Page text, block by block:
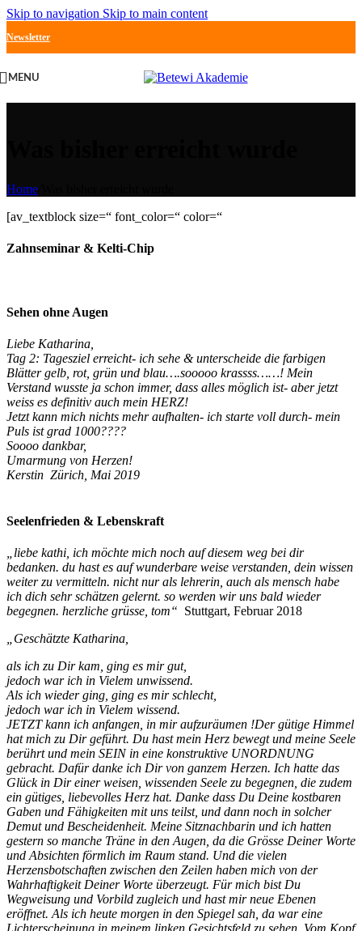
Skip to navigation Skip to main content
Newsletter
MENU
Home
[av_textblock size=“ font_color=“ color=“
Zahnseminar & Kelti-Chip
Sehen ohne Augen
Liebe Katharina,
Tag 2: Tagesziel erreicht- ich sehe & unterscheide die farbigen
Blätter gelb, rot, grün und blau….sooooo krassss……! Mein
Verstand wusste ja schon immer, dass alles möglich ist- aber jetzt
weiss es definitiv auch mein HERZ!
Jetzt kann mich nichts mehr aufhalten- ich starte voll durch- mein
Puls ist grad 1000????
Soooo dankbar,
Umarmung von Herzen!
Kerstin Zürich, Mai 2019
Seelenfrieden & Lebenskraft
„liebe kathi, ich möchte mich noch auf diesem weg bei dir
bedanken. du hast es auf wunderbare weise verstanden, dein wissen
weiter zu vermitteln. nicht nur als lehrerin, auch als mensch habe
ich dich sehr schätzen gelernt. so werden wir uns bald wieder
begegnen. herzliche grüsse, tom“ Stuttgart, Februar 2018
„Geschätzte Katharina,
als ich zu Dir kam, ging es mir gut,
jedoch war ich in Vielem unwissend.
Als ich wieder ging, ging es mir schlecht,
jedoch war ich in Vielem wissend.
JETZT kann ich anfangen, in mir aufzuräumen !Der gütige Himmel
hat mich zu Dir geführt. Du hast mein Herz bewegt und meine Seele
berührt und mein SEIN in eine konstruktive UNORDNUNG
gebracht. Dafür danke ich Dir von ganzem Herzen. Ich hatte das
Glück in Dir einer weisen, wissenden Seele zu begegnen, die zudem
ein gütiges, liebevolles Herz hat. Danke dass Du Deine kostbaren
Gaben und Fähigkeiten mit uns teilst, und dann noch in solcher
Demut und Bescheidenheit. Meine Sitznachbarin und ich hatten
gestern so manche Träne in den Augen, da die Grösse Deiner Worte
und Absichten förmlich im Raum stand. Und die vielen
Herzensbotschaften zwischen den Zeilen haben mich von der
Wahrhaftigkeit Deiner Worte überzeugt. Für mich bist Du
Wegweisung und Vorbild zugleich und hast mir neue Ebenen
eröffnet. Als ich heute morgen in den Spiegel sah, da war eine